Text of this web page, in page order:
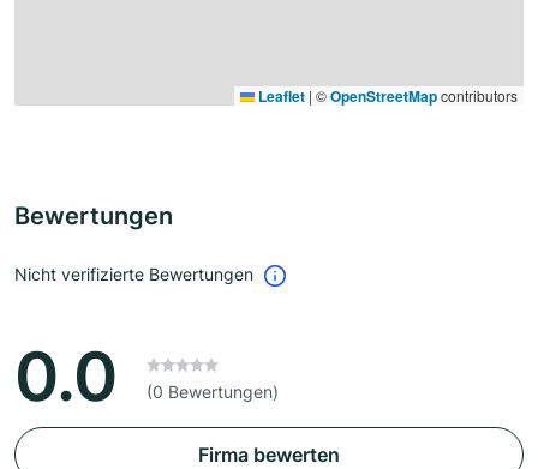
Leaflet | ©OpenStreetMapcontributors
Bewertungen
Nicht verifizierte Bewertungen
0.0 (0 Bewertungen)
Firma bewerten